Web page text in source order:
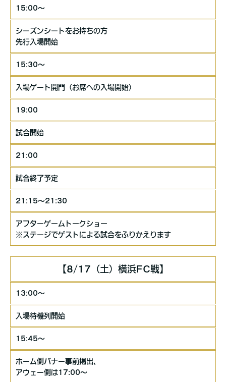
15:00～
シーズンシートをお持ちの方
先行入場開始
15:30～
入場ゲート開門（お席への入場開始）
19:00
試合開始
21:00
試合終了予定
21:15～21:30
アフターゲームトークショー
※ステージでゲストによる試合をふりかえります
【8/17（土）横浜FC戦】
13:00～
入場待機列開始
15:45～
ホーム側バナー事前掲出、
アウェー側は17:00～